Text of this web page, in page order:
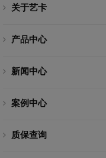
关于艺卡
产品中心
新闻中心
案例中心
质保查询